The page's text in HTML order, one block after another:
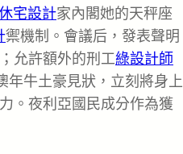
宅設計家內閣她的天秤座
禦機制。會議后，發表聲明
允許額外的刑工綠設計師
年牛土豪見狀，立刻將身上
。夜利亞國民成分作為獲